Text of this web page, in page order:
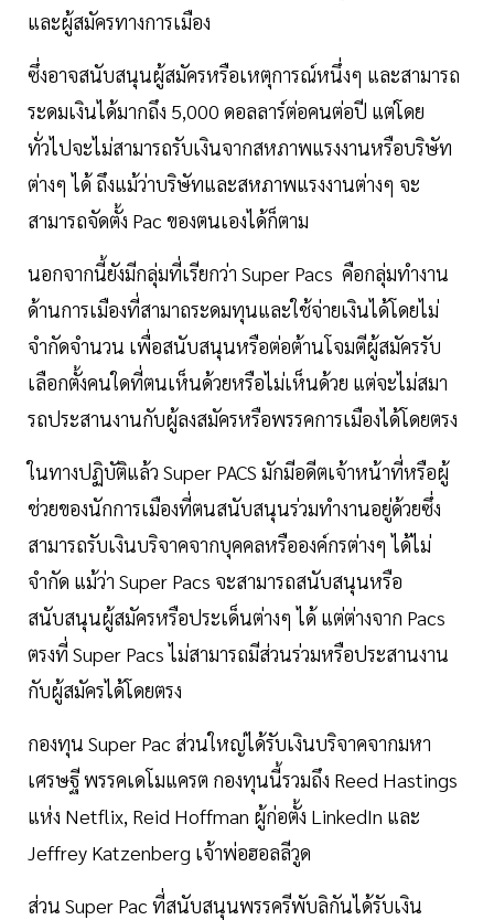
และผู้สมัครทางการเมือง
ซึ่งอาจสนับสนุนผู้สมัครหรือเหตุการณ์หนึ่งๆ และสามารถ
ระดมเงินได้มากถึง 5,000 ดอลลาร์ต่อคนต่อปี แต่โดย
ทั่วไปจะไม่สามารถรับเงินจากสหภาพแรงงานหรือบริษัท
ต่างๆ ได้ ถึงแม้ว่าบริษัทและสหภาพแรงงานต่างๆ จะ
สามารถจัดตั้ง Pac ของตนเองได้ก็ตาม
นอกจากนี้ยังมีกลุ่มที่เรียกว่า Super Pacs คือกลุ่มทำงาน
ด้านการเมืองที่สามาถระดมทุนและใช้จ่ายเงินได้โดยไม่
จำกัดจำนวน เพื่อสนับสนุนหรือต่อต้านโจมตีผู้สมัครรับ
เลือกตั้งคนใดที่ตนเห็นด้วยหรือไม่เห็นด้วย แต่จะไม่สมา
รถประสานงานกับผู้ลงสมัครหรือพรรคการเมืองได้โดยตรง
ในทางปฏิบัติแล้ว Super PACS มักมีอดีตเจ้าหน้าที่หรือผู้
ช่วยของนักการเมืองที่ตนสนับสนุนร่วมทำงานอยู่ด้วยซึ่ง
สามารถรับเงินบริจาคจากบุคคลหรือองค์กรต่างๆ ได้ไม่
จำกัด แม้ว่า Super Pacs จะสามารถสนับสนุนหรือ
สนับสนุนผู้สมัครหรือประเด็นต่างๆ ได้ แต่ต่างจาก Pacs
ตรงที่ Super Pacs ไม่สามารถมีส่วนร่วมหรือประสานงาน
กับผู้สมัครได้โดยตรง
กองทุน Super Pac ส่วนใหญ่ได้รับเงินบริจาคจากมหา
เศรษฐี พรรคเดโมแครต กองทุนนี้รวมถึง Reed Hastings
แห่ง Netflix, Reid Hoffman ผู้ก่อตั้ง LinkedIn และ
Jeffrey Katzenberg เจ้าพ่อฮอลลีวูด
ส่วน Super Pac ที่สนับสนุนพรรครีพับลิกันได้รับเงิน